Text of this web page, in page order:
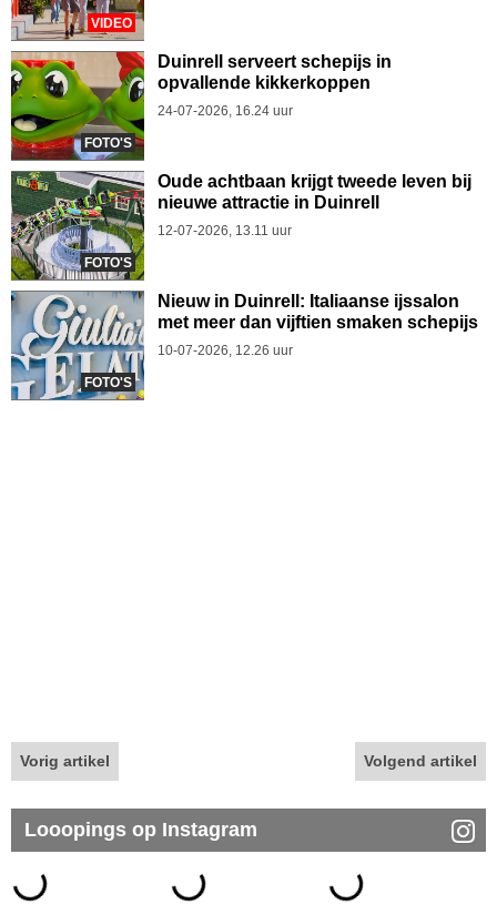
VIDEO
FOTO'S
Duinrell serveert schepijs in
opvallende kikkerkoppen
24-07-2026, 16.24 uur
FOTO'S
Oude achtbaan krijgt tweede leven bij
nieuwe attractie in Duinrell
12-07-2026, 13.11 uur
FOTO'S
Nieuw in Duinrell: Italiaanse ijssalon
met meer dan vijftien smaken schepijs
10-07-2026, 12.26 uur
Vorig artikel Volgend artikel
Looopings op Instagram